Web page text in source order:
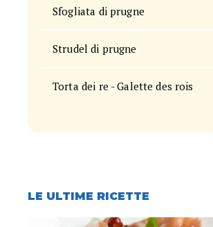
Sfogliata di prugne
Strudel di prugne
Torta dei re - Galette des rois
LE ULTIME RICETTE